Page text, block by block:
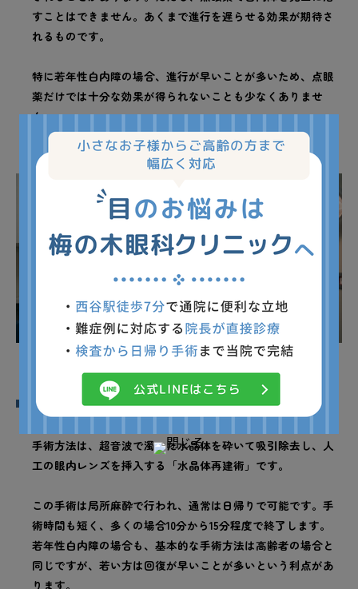
すことはできません。あくまで進行を遅らせる効果が期待さ
れるものです。
特に若年性白内障の場合、進行が早いことが多いため、点眼
薬だけでは十分な効果が得られないことも少なくありませ
ん。
2. 手術による治療
手術方法は、超音波で濁った水晶体を砕いて吸引除去し、人
工の眼内レンズを挿入する「水晶体再建術」です。
この手術は局所麻酔で行われ、通常は日帰りで可能です。手
術時間も短く、多くの場合10分から15分程度で終了します。
若年性白内障の場合も、基本的な手術方法は高齢者の場合と
同じですが、若い方は回復が早いことが多いという利点があ
ります。